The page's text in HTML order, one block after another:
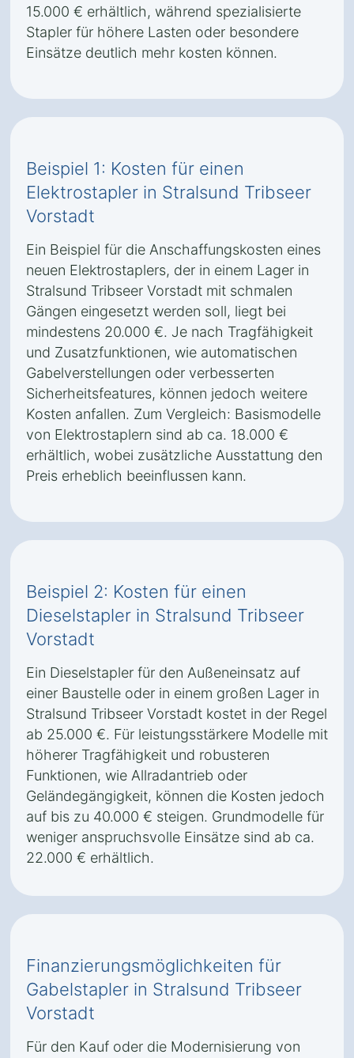
15.000 € erhältlich, während spezialisierte
Stapler für höhere Lasten oder besondere
Einsätze deutlich mehr kosten können.
Beispiel 1: Kosten für einen
Elektrostapler in Stralsund Tribseer
Vorstadt
Ein Beispiel für die Anschaffungskosten eines
neuen Elektrostaplers, der in einem Lager in
Stralsund Tribseer Vorstadt mit schmalen
Gängen eingesetzt werden soll, liegt bei
mindestens 20.000 €. Je nach Tragfähigkeit
und Zusatzfunktionen, wie automatischen
Gabelverstellungen oder verbesserten
Sicherheitsfeatures, können jedoch weitere
Kosten anfallen. Zum Vergleich: Basismodelle
von Elektrostaplern sind ab ca. 18.000 €
erhältlich, wobei zusätzliche Ausstattung den
Preis erheblich beeinflussen kann.
Beispiel 2: Kosten für einen
Dieselstapler in Stralsund Tribseer
Vorstadt
Ein Dieselstapler für den Außeneinsatz auf
einer Baustelle oder in einem großen Lager in
Stralsund Tribseer Vorstadt kostet in der Regel
ab 25.000 €. Für leistungsstärkere Modelle mit
höherer Tragfähigkeit und robusteren
Funktionen, wie Allradantrieb oder
Geländegängigkeit, können die Kosten jedoch
auf bis zu 40.000 € steigen. Grundmodelle für
weniger anspruchsvolle Einsätze sind ab ca.
22.000 € erhältlich.
Finanzierungsmöglichkeiten für
Gabelstapler in Stralsund Tribseer
Vorstadt
Für den Kauf oder die Modernisierung von